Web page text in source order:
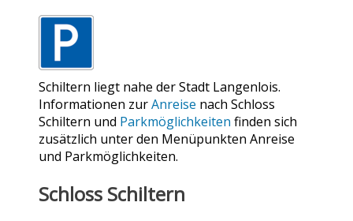
Schiltern liegt nahe der Stadt Langenlois.
Informationen zurAnreise nach Schloss
Schiltern und Parkmöglichkeiten finden sich
zusätzlich unter den Menüpunkten Anreise
und Parkmöglichkeiten.
Schloss Schiltern